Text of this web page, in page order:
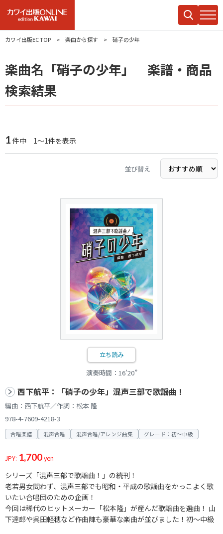
カワイ出版EC TOP 楽曲から探す 硝子の少年
楽曲名「硝子の少年」 楽譜・商品
検索結果
1 件中 1～1件を表示
並び替え
立ち読み
演奏時間：16’20”
西下航平：「硝子の少年」混声三部で歌謡曲！
編曲：西下航平／作詞：松本 隆
978-4-7609-4218-3
合唱楽譜 混声合唱 混声合唱/アレンジ曲集 グレード：初～中級
JPY: 1,700yen
シリーズ「混声三部で歌謡曲！」の続刊！
老若男女問わず、混声三部でも昭和・平成の歌謡曲をかっこよく歌
いたい合唱団のための企画！
今回は稀代のヒットメーカー「松本隆」が産んだ歌謡曲を選曲！ 山
下達郎や呉田軽穂など作曲陣も豪華な楽曲が並びました！初～中級